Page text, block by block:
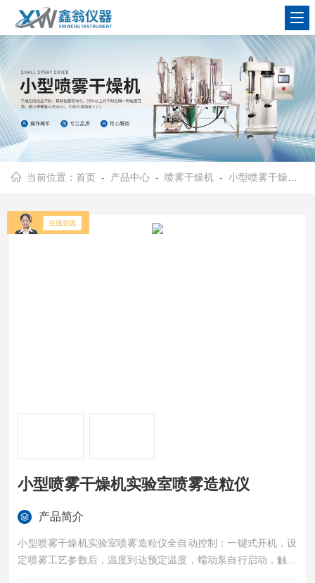
查看更多
当前位置：首页 - 产品中心 -喷雾干燥机 -小型喷雾干燥机
小型喷雾干燥机实验室喷雾造粒仪
产品简介
小型喷雾干燥机实验室喷雾造粒仪全自动控制：一键式开机，设
定喷雾工艺参数后，温度到达预定温度，蠕动泵自行启动，触摸
屏上显示运行动画，运行流程清晰显示；关机时只需按停止键，